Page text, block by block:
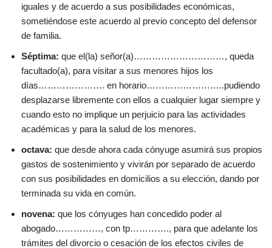
iguales y de acuerdo a sus posibilidades económicas,
sometiéndose este acuerdo al previo concepto del defensor
de familia.
Séptima: que el(la) señor(a)…………………………, queda
facultado(a), para visitar a sus menores hijos los
días…………………. en horario……………………..pudiendo
desplazarse libremente con ellos a cualquier lugar siempre y
cuando esto no implique un perjuicio para las actividades
académicas y para la salud de los menores.
octava: que desde ahora cada cónyuge asumirá sus propios
gastos de sostenimiento y vivirán por separado de acuerdo
con sus posibilidades en domicilios a su elección, dando por
terminada su vida en común.
novena: que los cónyuges han concedido poder al
abogado……………, con tp…………., para que adelante los
trámites del divorcio o cesación de los efectos civiles de